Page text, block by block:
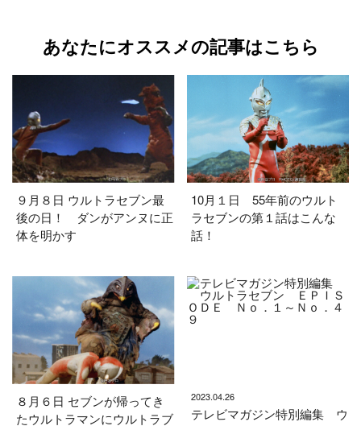
あなたにオススメの記事はこちら
９月８日 ウルトラセブン最
後の日！ ダンがアンヌに正
体を明かす
10月１日 55年前のウルト
ラセブンの第１話はこんな
話！
８月６日 セブンが帰ってき
たウルトラマンにウルトラブ
2023.04.26
テレビマガジン特別編集 ウ